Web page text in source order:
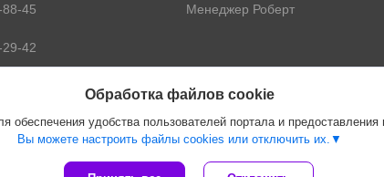
45
42
Менеджер Роберт
Обработка файлов cookie
удобства пользователей портала и предоставления
Вы можете настроить файлы cookies или отключить их.